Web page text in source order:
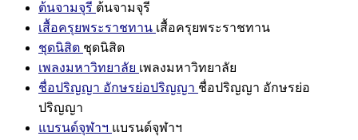
ต้นจามจุรี ต้นจามจุรี
เสื้อครุยพระราชทาน เสื้อครุยพระราชทาน
ชุดนิสิต ชุดนิสิต
เพลงมหาวิทยาลัย เพลงมหาวิทยาลัย
ชื่อปริญญา อักษรย่อปริญญา ชื่อปริญญา อักษรย่อ
ปริญญา
แบรนด์จุฬาฯ แบรนด์จุฬาฯ